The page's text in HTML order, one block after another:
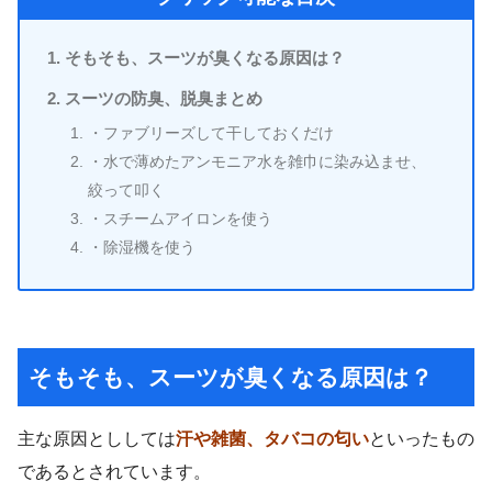
そもそも、スーツが臭くなる原因は？
スーツの防臭、脱臭まとめ
・ファブリーズして干しておくだけ
・水で薄めたアンモニア水を雑巾に染み込ませ、
絞って叩く
・スチームアイロンを使う
・除湿機を使う
そもそも、スーツが臭くなる原因は？
主な原因とししては汗や雑菌、タバコの匂いといったもの
であるとされています。